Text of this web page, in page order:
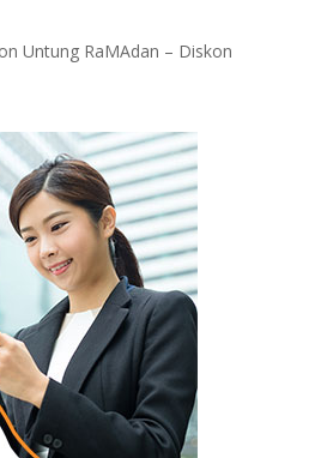
Untung RaMAdan – Diskon